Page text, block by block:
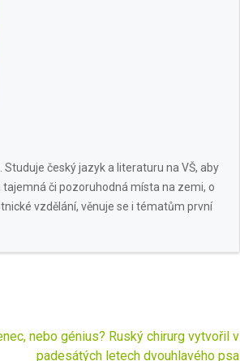
český jazyk a literaturu na VŠ, aby
či pozoruhodná místa na zemi, o
vzdělání, věnuje se i tématům první
nebo génius? Ruský chirurg vytvořil v
padesátých letech dvouhlavého psa